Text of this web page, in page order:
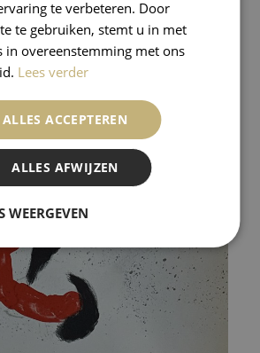
te verbeteren. Door
te gebruiken, stemt u in met
in overeenstemming met ons
Lees verder
ALLES ACCEPTEREN
ALLES AFWIJZEN
WEERGEVEN